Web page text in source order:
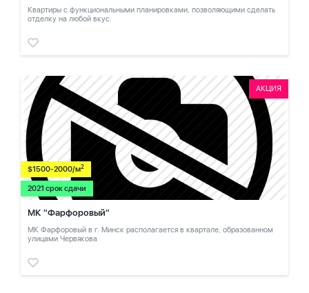
Квартиры с функциональными планировками, позволяющими сделать
отделку на любой вкус.
АКЦИЯ
$1500-2000/м2
2021 срок сдачи
МК "Фарфоровый"
МК Фарфоровый в г. Минск располагается в квартале, образованном
улицами Червякова